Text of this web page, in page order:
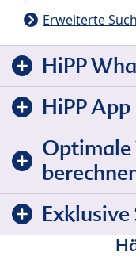
Erweiterte
HiPP
HiPP App
Optimale